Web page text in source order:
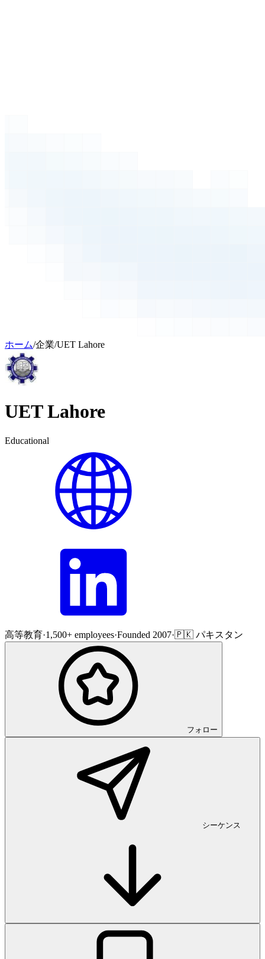
ホーム/企業/UET Lahore
UET Lahore
Educational
高等教育·1,500+ employees·Founded 2007·🇵🇰 パキスタン
フォロー
シーケンス